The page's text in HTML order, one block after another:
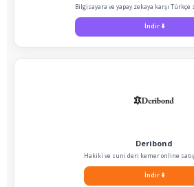
Bilgisayara ve yapay zekaya karşı Türkçe
İndir ⬇️
Deribond
Hakiki ve suni deri kemer online
İndir⬇️